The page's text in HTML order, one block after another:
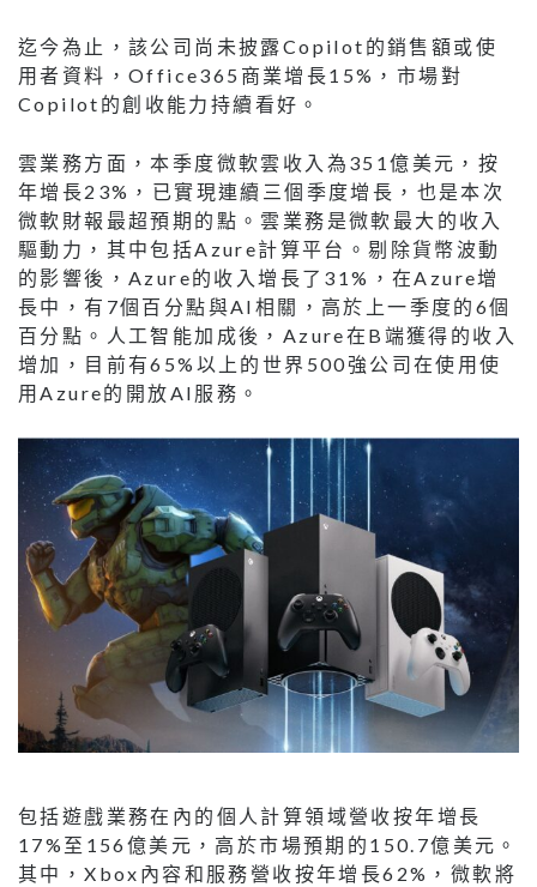
迄今為止，該公司尚未披露Copilot的銷售額或使
用者資料，Office365商業增長15%，市場對
Copilot的創收能力持續看好。
雲業務方面，本季度微軟雲收入為351億美元，按
年增長23%，已實現連續三個季度增長，也是本次
微軟財報最超預期的點。雲業務是微軟最大的收入
驅動力，其中包括Azure計算平台。剔除貨幣波動
的影響後，Azure的收入增長了31%，在Azure增
長中，有7個百分點與AI相關，高於上一季度的6個
百分點。人工智能加成後，Azure在B端獲得的收入
增加，目前有65%以上的世界500強公司在使用使
用Azure的開放AI服務。
包括遊戲業務在內的個人計算領域營收按年增長
17%至156億美元，高於市場預期的150.7億美元。
其中，Xbox內容和服務營收按年增長62%，微軟將